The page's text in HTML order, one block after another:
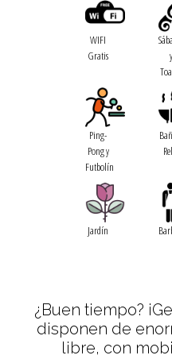
WIFI
Gratis
y
Ping-
Pong y
Futbolín
Jardín
¿Buen tiempo?
disponen de
libre, con